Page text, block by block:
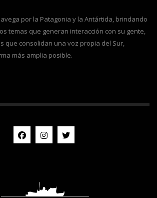
por la Patagonia y la Antártida, brindando
temas que generan interacción con su gente,
que consolidan una voz propia del Sur,
más amplia posible.